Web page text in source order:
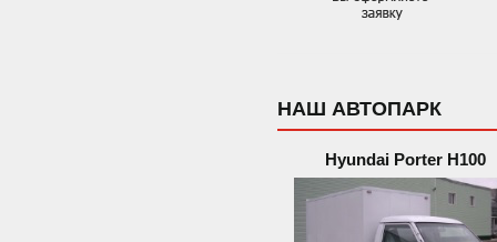
НАШ АВТОПАРК
Hyundai Porter H100